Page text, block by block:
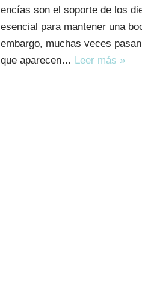
encías son el soporte de los
esencial para mantener una
embargo, muchas veces
que aparecen… Leer más »